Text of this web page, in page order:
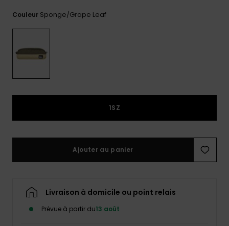
questions
la FAQ
Couleur Sponge/grape Leaf
1SZ
Ajouter au panier
Livraison à domicile ou point relais
Prévue à partir du13 août